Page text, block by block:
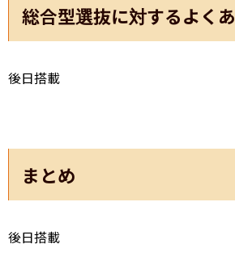
総合型選抜に対するよく
後日搭載
まとめ
後日搭載